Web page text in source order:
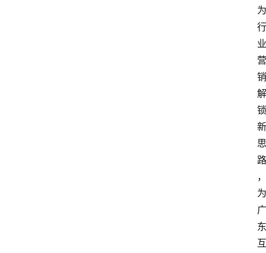
为
行
业
营
销
解
锁
新
思
路
，
为
广
东
互